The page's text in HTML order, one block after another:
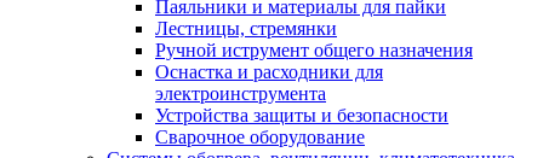
Паяльники и материалы для пайки
Лестницы, стремянки
Ручной иструмент общего назначения
Оснастка и расходники для
электроинструмента
Устройства защиты и безопасности
Сварочное оборудование